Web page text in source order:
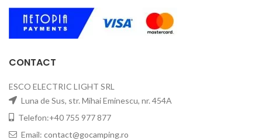
CONTACT
ESCO ELECTRIC LIGHT SRL
Luna de Sus, str. Mihai Eminescu, nr. 454A
Telefon:+40 755 977 877
Email: contact@gocamping.ro